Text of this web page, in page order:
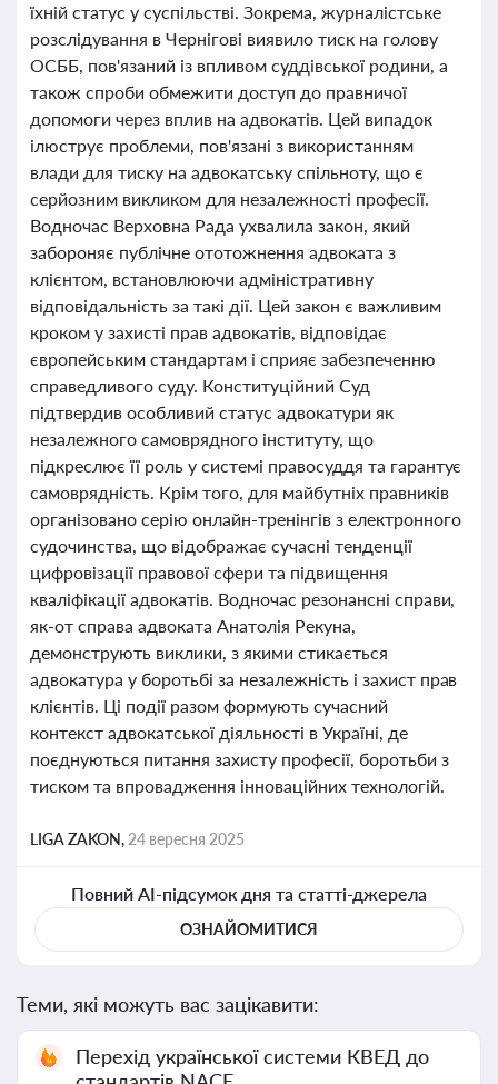
їхній статус у суспільстві. Зокрема, журналістське
розслідування в Чернігові виявило тиск на голову
ОСББ, пов'язаний із впливом суддівської родини, а
також спроби обмежити доступ до правничої
допомоги через вплив на адвокатів. Цей випадок
ілюструє проблеми, пов'язані з використанням
влади для тиску на адвокатську спільноту, що є
серйозним викликом для незалежності професії.
Водночас Верховна Рада ухвалила закон, який
забороняє публічне ототожнення адвоката з
клієнтом, встановлюючи адміністративну
відповідальність за такі дії. Цей закон є важливим
кроком у захисті прав адвокатів, відповідає
європейським стандартам і сприяє забезпеченню
справедливого суду. Конституційний Суд
підтвердив особливий статус адвокатури як
незалежного самоврядного інституту, що
підкреслює її роль у системі правосуддя та гарантує
самоврядність. Крім того, для майбутніх правників
організовано серію онлайн-тренінгів з електронного
судочинства, що відображає сучасні тенденції
цифровізації правової сфери та підвищення
кваліфікації адвокатів. Водночас резонансні справи,
як-от справа адвоката Анатолія Рекуна,
демонструють виклики, з якими стикається
адвокатура у боротьбі за незалежність і захист прав
клієнтів. Ці події разом формують сучасний
контекст адвокатської діяльності в Україні, де
поєднуються питання захисту професії, боротьби з
тиском та впровадження інноваційних технологій.
LIGA ZAKON, 24 вересня 2025
Повний AI-підсумок дня та статті-джерела
ОЗНАЙОМИТИСЯ
Теми, які можуть вас зацікавити:
Перехід української системи КВЕД до